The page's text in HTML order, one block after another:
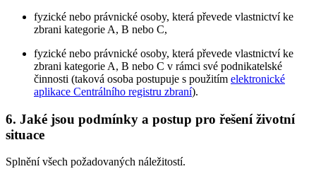
fyzické nebo právnické osoby, která převede vlastnictví ke
zbrani kategorie A, B nebo C,
fyzické nebo právnické osoby, která převede vlastnictví ke
zbrani kategorie A, B nebo C v rámci své podnikatelské
činnosti (taková osoba postupuje s použitím elektronické
aplikace Centrálního registru zbraní).
6. Jaké jsou podmínky a postup pro řešení životní
situace
Splnění všech požadovaných náležitostí.